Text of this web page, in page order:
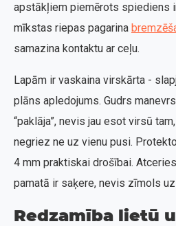
apstākļiem piemērots spiediens
mīkstas riepas pagarina
samazina kontaktu ar ceļu.
Lapām ir vaskaina virskārta -
plāns apledojums. Gudrs
“paklāja”, nevis jau esot virsū
negriez ne uz vienu pusi.
4 mm praktiskai drošībai.
pamatā ir saķere, nevis zīmols
Redzamība lietū